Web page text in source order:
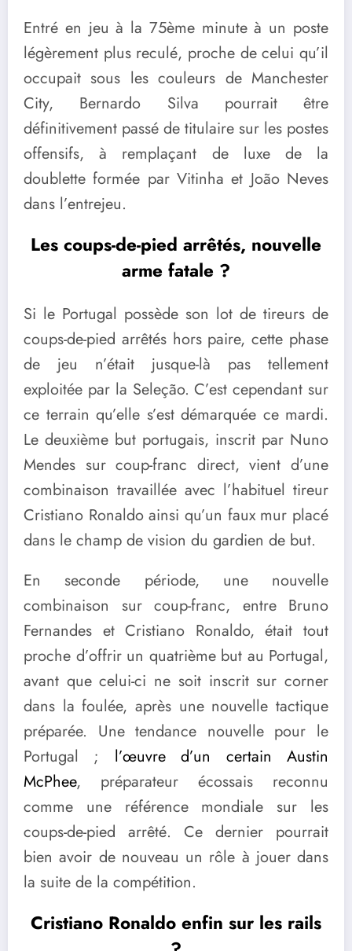
Entré en jeu à la 75ème minute à un poste
légèrement plus reculé, proche de celui qu’il
occupait sous les couleurs de Manchester
City, Bernardo Silva pourrait être
définitivement passé de titulaire sur les postes
offensifs, à remplaçant de luxe de la
doublette formée par Vitinha et João Neves
dans l’entrejeu.
Les coups-de-pied arrêtés, nouvelle
arme fatale ?
Si le Portugal possède son lot de tireurs de
coups-de-pied arrêtés hors paire, cette phase
de jeu n’était jusque-là pas tellement
exploitée par la Seleção. C’est cependant sur
ce terrain qu’elle s’est démarquée ce mardi.
Le deuxième but portugais, inscrit par Nuno
Mendes sur coup-franc direct, vient d’une
combinaison travaillée avec l’habituel tireur
Cristiano Ronaldo ainsi qu’un faux mur placé
dans le champ de vision du gardien de but.
En seconde période, une nouvelle
combinaison sur coup-franc, entre Bruno
Fernandes et Cristiano Ronaldo, était tout
proche d’offrir un quatrième but au Portugal,
avant que celui-ci ne soit inscrit sur corner
dans la foulée, après une nouvelle tactique
préparée. Une tendance nouvelle pour le
Portugal ; l’œuvre d’un certain Austin
McPhee, préparateur écossais reconnu
comme une référence mondiale sur les
coups-de-pied arrêté. Ce dernier pourrait
bien avoir de nouveau un rôle à jouer dans
la suite de la compétition.
Cristiano Ronaldo enfin sur les rails